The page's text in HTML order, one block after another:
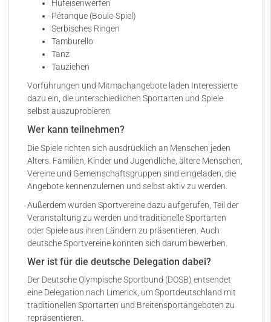
Hufeisenwerfen
Pétanque (Boule-Spiel)
Serbisches Ringen
Tamburello
Tanz
Tauziehen
Vorführungen und Mitmachangebote laden Interessierte
dazu ein, die unterschiedlichen Sportarten und Spiele
selbst auszuprobieren.
Wer kann teilnehmen?
Die Spiele richten sich ausdrücklich an Menschen jeden
Alters. Familien, Kinder und Jugendliche, ältere Menschen,
Vereine und Gemeinschaftsgruppen sind eingeladen, die
Angebote kennenzulernen und selbst aktiv zu werden.
Außerdem wurden Sportvereine dazu aufgerufen, Teil der
Veranstaltung zu werden und traditionelle Sportarten
oder Spiele aus ihren Ländern zu präsentieren. Auch
deutsche Sportvereine konnten sich darum bewerben.
Wer ist für die deutsche Delegation dabei?
Der Deutsche Olympische Sportbund (DOSB) entsendet
eine Delegation nach Limerick, um Sportdeutschland mit
traditionellen Sportarten und Breitensportangeboten zu
repräsentieren.